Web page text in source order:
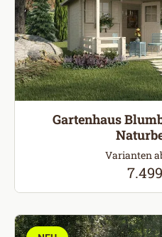
Gartenhaus
Varianten